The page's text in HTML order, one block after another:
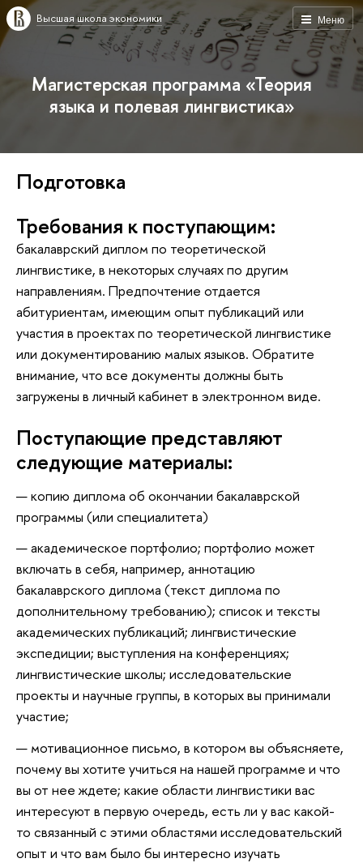
Меню
Высшая школа экономики
Магистерская программа «Теория
языка и полевая лингвистика»
Подготовка
Требования к поступающим:
бакалаврский диплом по теоретической
лингвистике, в некоторых случаях по другим
направлениям. Предпочтение отдается
абитуриентам, имеющим опыт публикаций или
участия в проектах по теоретической лингвистике
или документированию малых языков. Обратите
внимание, что все документы должны быть
загружены в личный кабинет в электронном виде.
Поступающие представляют
следующие материалы:
копию диплома об окончании бакалаврской
программы (или специалитета)
академическое портфолио; портфолио может
включать в себя, например, аннотацию
бакалаврского диплома (текст диплома по
дополнительному требованию); список и тексты
академических публикаций; лингвистические
экспедиции; выступления на конференциях;
лингвистические школы; исследовательские
проекты и научные группы, в которых вы принимали
участие;
мотивационное письмо, в котором вы объясняете,
почему вы хотите учиться на нашей программе и что
вы от нее ждете; какие области лингвистики вас
интересуют в первую очередь, есть ли у вас какой-
то связанный с этими областями исследовательский
опыт и что вам было бы интересно изучать